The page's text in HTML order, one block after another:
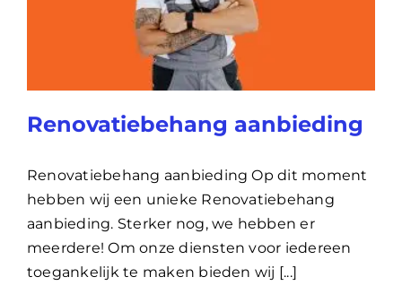
Renovatiebehang aanbieding
Renovatiebehang aanbieding Op dit moment
hebben wij een unieke Renovatiebehang
aanbieding. Sterker nog, we hebben er
meerdere! Om onze diensten voor iedereen
toegankelijk te maken bieden wij [...]